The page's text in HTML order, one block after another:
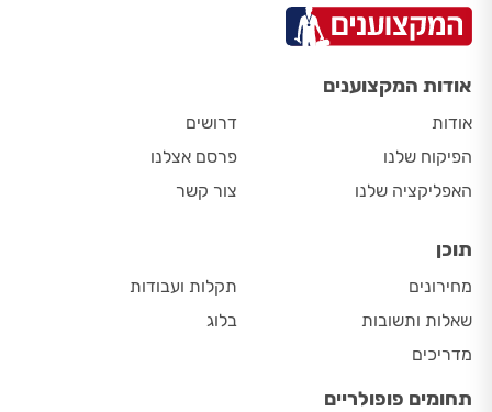
אודות המקצוענים
אודות
הפיקוח שלנו
האפליקציה שלנו
דרושים
פרסם אצלנו
צור קשר
תוכן
מחירונים
שאלות ותשובות
מדריכים
תקלות ועבודות
בלוג
תחומים פופולריים